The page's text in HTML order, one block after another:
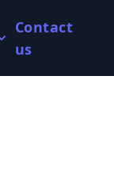
Contact
us